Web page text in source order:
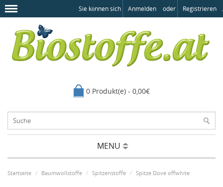
Sie können sich Anmelden oder Registrieren .
0 Produkt(e) - 0,00€
MENU
Startseite Baumwollstoffe Spitzenstoffe Spitze Dove offwhite